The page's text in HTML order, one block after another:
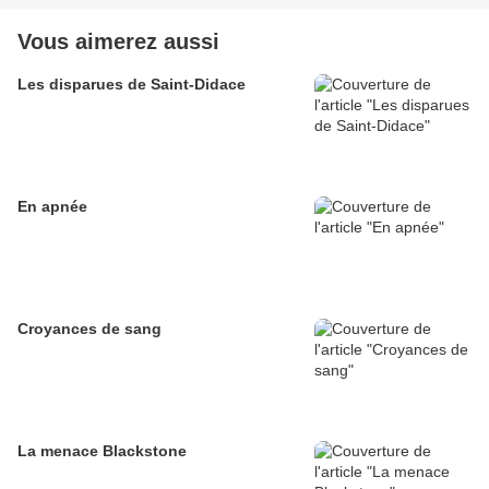
Vous aimerez aussi
Les disparues de Saint-Didace
En apnée
Croyances de sang
La menace Blackstone